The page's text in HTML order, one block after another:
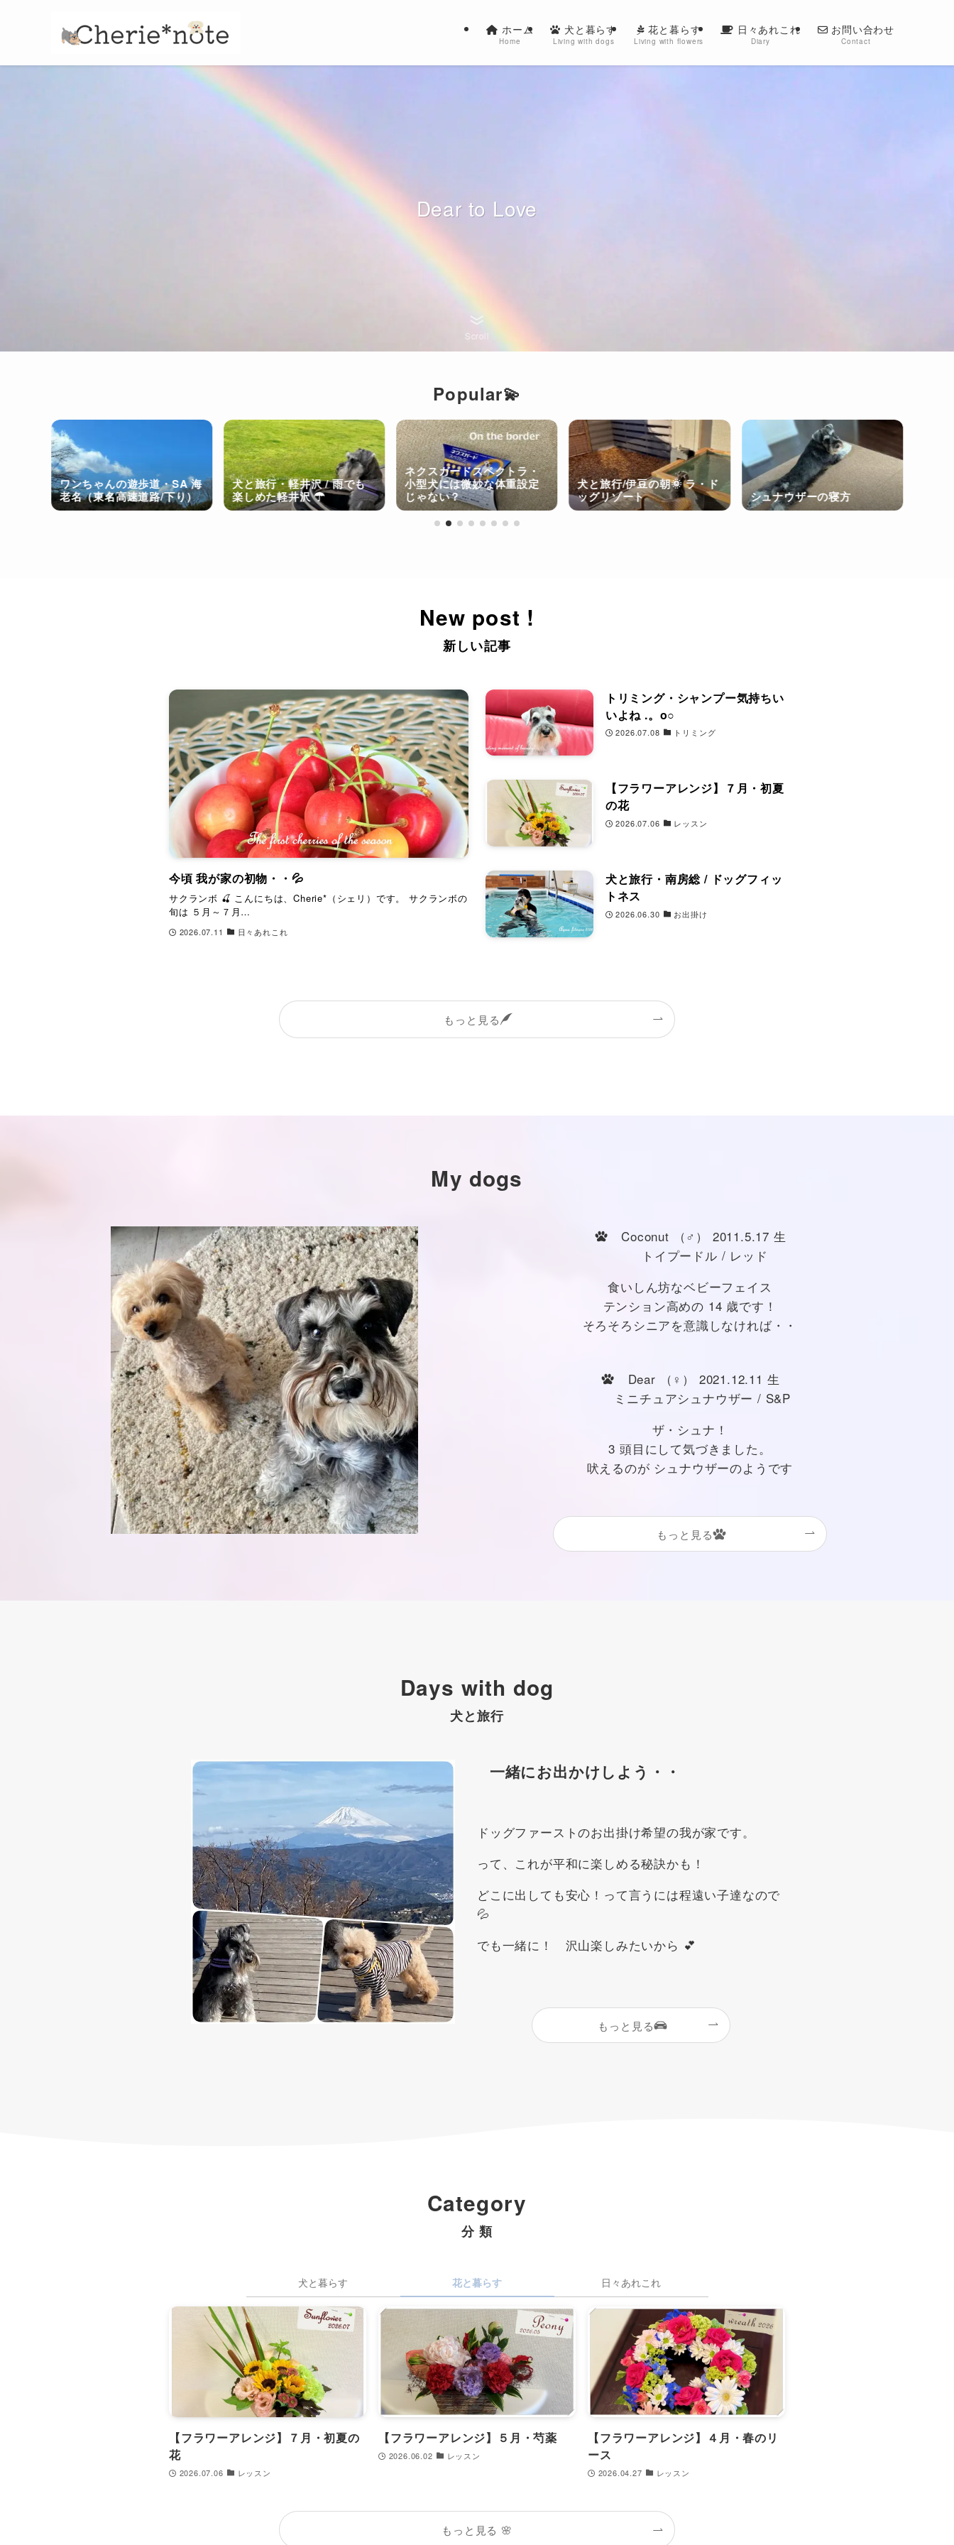
ホーム
Home
犬と暮らす
Living with dogs
花と暮らす
Living with flowers
日々あれこれ
Diary
お問い合わせ
Contact
Dear to Love
Scroll
Popular💫
ワンちゃんの遊歩道・SA 海
老名（東名高速道路/下り）
犬と旅行・軽井沢 / 雨でも
楽しめた軽井沢 ☂
ネクスガードスペクトラ・
小型犬には微妙な体重設定
じゃない？
犬と旅行/伊豆の朝🌞 ラ・ド
ッグリゾート
シュナウザーの寝方
New post !
新しい記事
今頃 我が家の初物・・💦
サクランボ 🍒 こんにちは、Cherie*（シェリ）です。 サクランボの
旬は ５月～７月…
2026.07.11 日々あれこれ
トリミング・シャンプー気持ちい
いよね .。o○
2026.07.08 トリミング
【フラワーアレンジ】７月・初夏
の花
2026.07.06 レッスン
犬と旅行・南房総 / ドッグフィッ
トネス
2026.06.30 お出掛け
もっと見る
My dogs
Coconut （♂） 2011.5.17 生
トイプードル / レッド
食いしん坊なベビーフェイス
テンション高めの 14 歳です！
そろそろシニアを意識しなければ・・
Dear （♀） 2021.12.11 生
ミニチュアシュナウザー / S&P
ザ・シュナ！
3 頭目にして気づきました。
吠えるのが シュナウザーのようです
もっと見る
Days with dog
犬と旅行
一緒にお出かけしよう・・
ドッグファーストのお出掛け希望の我が家です。
って、これが平和に楽しめる秘訣かも！
どこに出しても安心！って言うには程遠い子達なので
💦
でも一緒に！ 沢山楽しみたいから 💕
もっと見る
Category
分 類
犬と暮らす 花と暮らす 日々あれこれ
【フラワーアレンジ】７月・初夏の
花
2026.07.06 レッスン
【フラワーアレンジ】５月・芍薬
2026.06.02 レッスン
【フラワーアレンジ】４月・春のリ
ース
2026.04.27 レッスン
もっと見る 🌸